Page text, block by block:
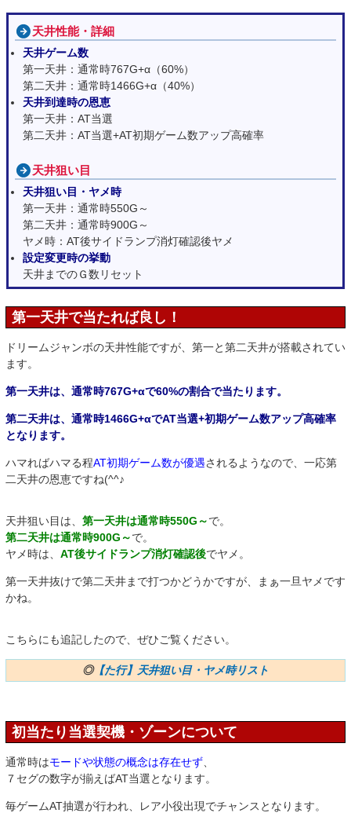
天井性能・詳細
天井ゲーム数
第一天井：通常時767G+α（60%）
第二天井：通常時1466G+α（40%）
天井到達時の恩恵
第一天井：AT当選
第二天井：AT当選+AT初期ゲーム数アップ高確率
天井狙い目
天井狙い目・ヤメ時
第一天井：通常時550G～
第二天井：通常時900G～
ヤメ時：AT後サイドランプ消灯確認後ヤメ
設定変更時の挙動
天井までのＧ数リセット
第一天井で当たれば良し！
ドリームジャンボの天井性能ですが、第一と第二天井が搭載されてい
ます。
第一天井は、通常時767G+αで60%の割合で当たります。
第二天井は、通常時1466G+αでAT当選+初期ゲーム数アップ高確率
となります。
ハマればハマる程AT初期ゲーム数が優遇されるようなので、一応第
二天井の恩恵ですね(^^♪
天井狙い目は、 第一天井は通常時550G～で。
第二天井は通常時900G～で。
ヤメ時は、 AT後サイドランプ消灯確認後でヤメ。
第一天井抜けで第二天井まで打つかどうかですが、まぁ一旦ヤメです
かね。
こちらにも追記したので、ぜひご覧ください。
◎【た行】天井狙い目・ヤメ時リスト
初当たり当選契機・ゾーンについて
通常時はモードや状態の概念は存在せず
７セグの数字が揃えばAT当選となります。
毎ゲームAT抽選が行われ、レア小役出現でチャンスとなります。